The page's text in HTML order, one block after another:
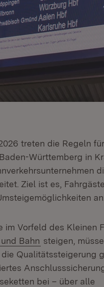
treten die Regeln
Württemberg in
Ziel ist es,
im Vorfeld des Kleinen
Bahn (Öffnet in
steigen,
Qualitätssteigerung
bei – über alle